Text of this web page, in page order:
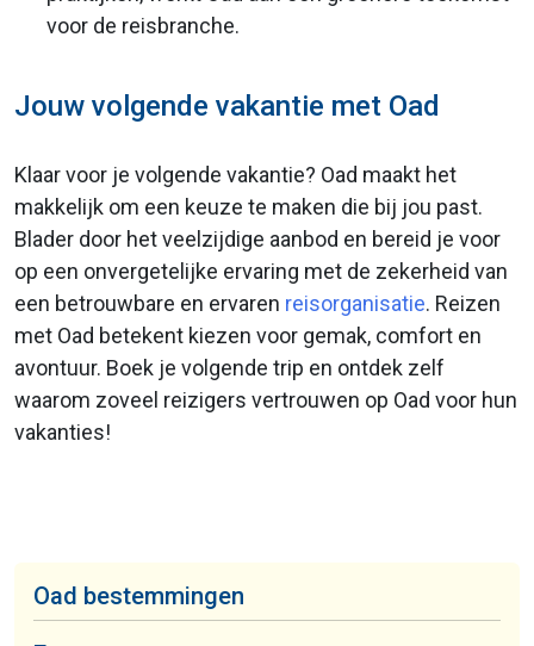
voor de reisbranche.
Jouw volgende vakantie met Oad
Klaar voor je volgende vakantie? Oad maakt het
makkelijk om een keuze te maken die bij jou past.
Blader door het veelzijdige aanbod en bereid je voor
op een onvergetelijke ervaring met de zekerheid van
een betrouwbare en ervaren reisorganisatie. Reizen
met Oad betekent kiezen voor gemak, comfort en
avontuur. Boek je volgende trip en ontdek zelf
waarom zoveel reizigers vertrouwen op Oad voor hun
vakanties!
Oad bestemmingen